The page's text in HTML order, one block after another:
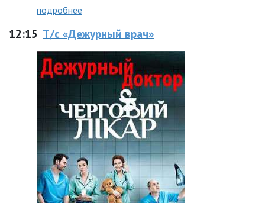
подробнее
12:15 Т/с «Дежурный врач»